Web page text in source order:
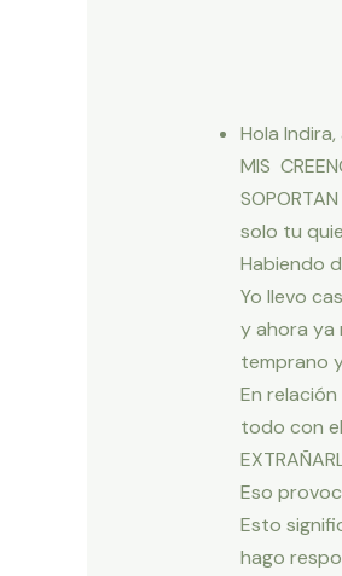
Hola
MIS
solo tu
Habiendo
Yo llevo
y ahora ya
temprano
En
todo con
Eso
Esto
hago